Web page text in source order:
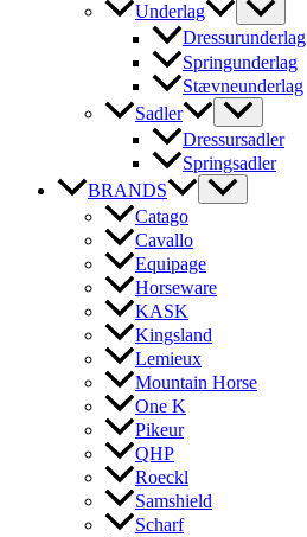
Underlag
Dressurunderlag
Springunderlag
Stævneunderlag
Sadler
Dressursadler
Springsadler
BRANDS
Catago
Cavallo
Equipage
Horseware
KASK
Kingsland
Lemieux
Mountain Horse
One K
Pikeur
QHP
Roeckl
Samshield
Scharf